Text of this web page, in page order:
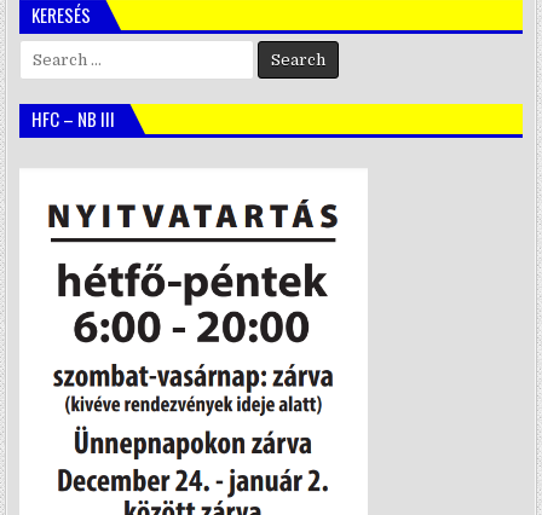
KERESÉS
Search
for:
HFC – NB III